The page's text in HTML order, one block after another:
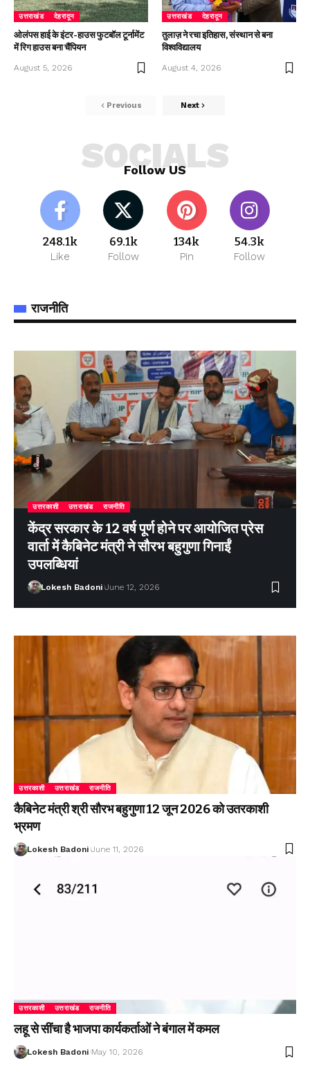
उत्तराखंड देहरादून
ओलंपस हाई के इंटर-हाउस फुटबॉल टूर्नामेंट
में रिग हाउस बना चैंपियन
August 5, 2026
उत्तराखंड देहरादून
तुलाज़ ने रचा इतिहास, संस्थान से बना
विश्वविद्यालय
August 4, 2026
Previous Next
Follow US
SOCIALS
248.1k
Like
69.1k
Follow
134k
Pin
54.3k
Follow
राजनीति
उत्तरकाशी उत्तराखंड राजनीति
केंद्र सरकार के 12 वर्ष पूर्ण होने पर आयोजित प्रेस
वार्ता में कैबिनेट मंत्री ने सौरभ बहुगुणा गिनाईं
उपलब्धियां
Lokesh Badoni June 12, 2026
उत्तरकाशी उत्तराखंड राजनीति
कैबिनेट मंत्री श्री सौरभ बहुगुणा 12 जून 2026 को उतरकाशी
भ्रमण
Lokesh Badoni June 11, 2026
उत्तरकाशी उत्तराखंड राजनीति
लहू से सींचा है भाजपा कार्यकर्ताओं ने बंगाल में कमल
Lokesh Badoni May 10, 2026